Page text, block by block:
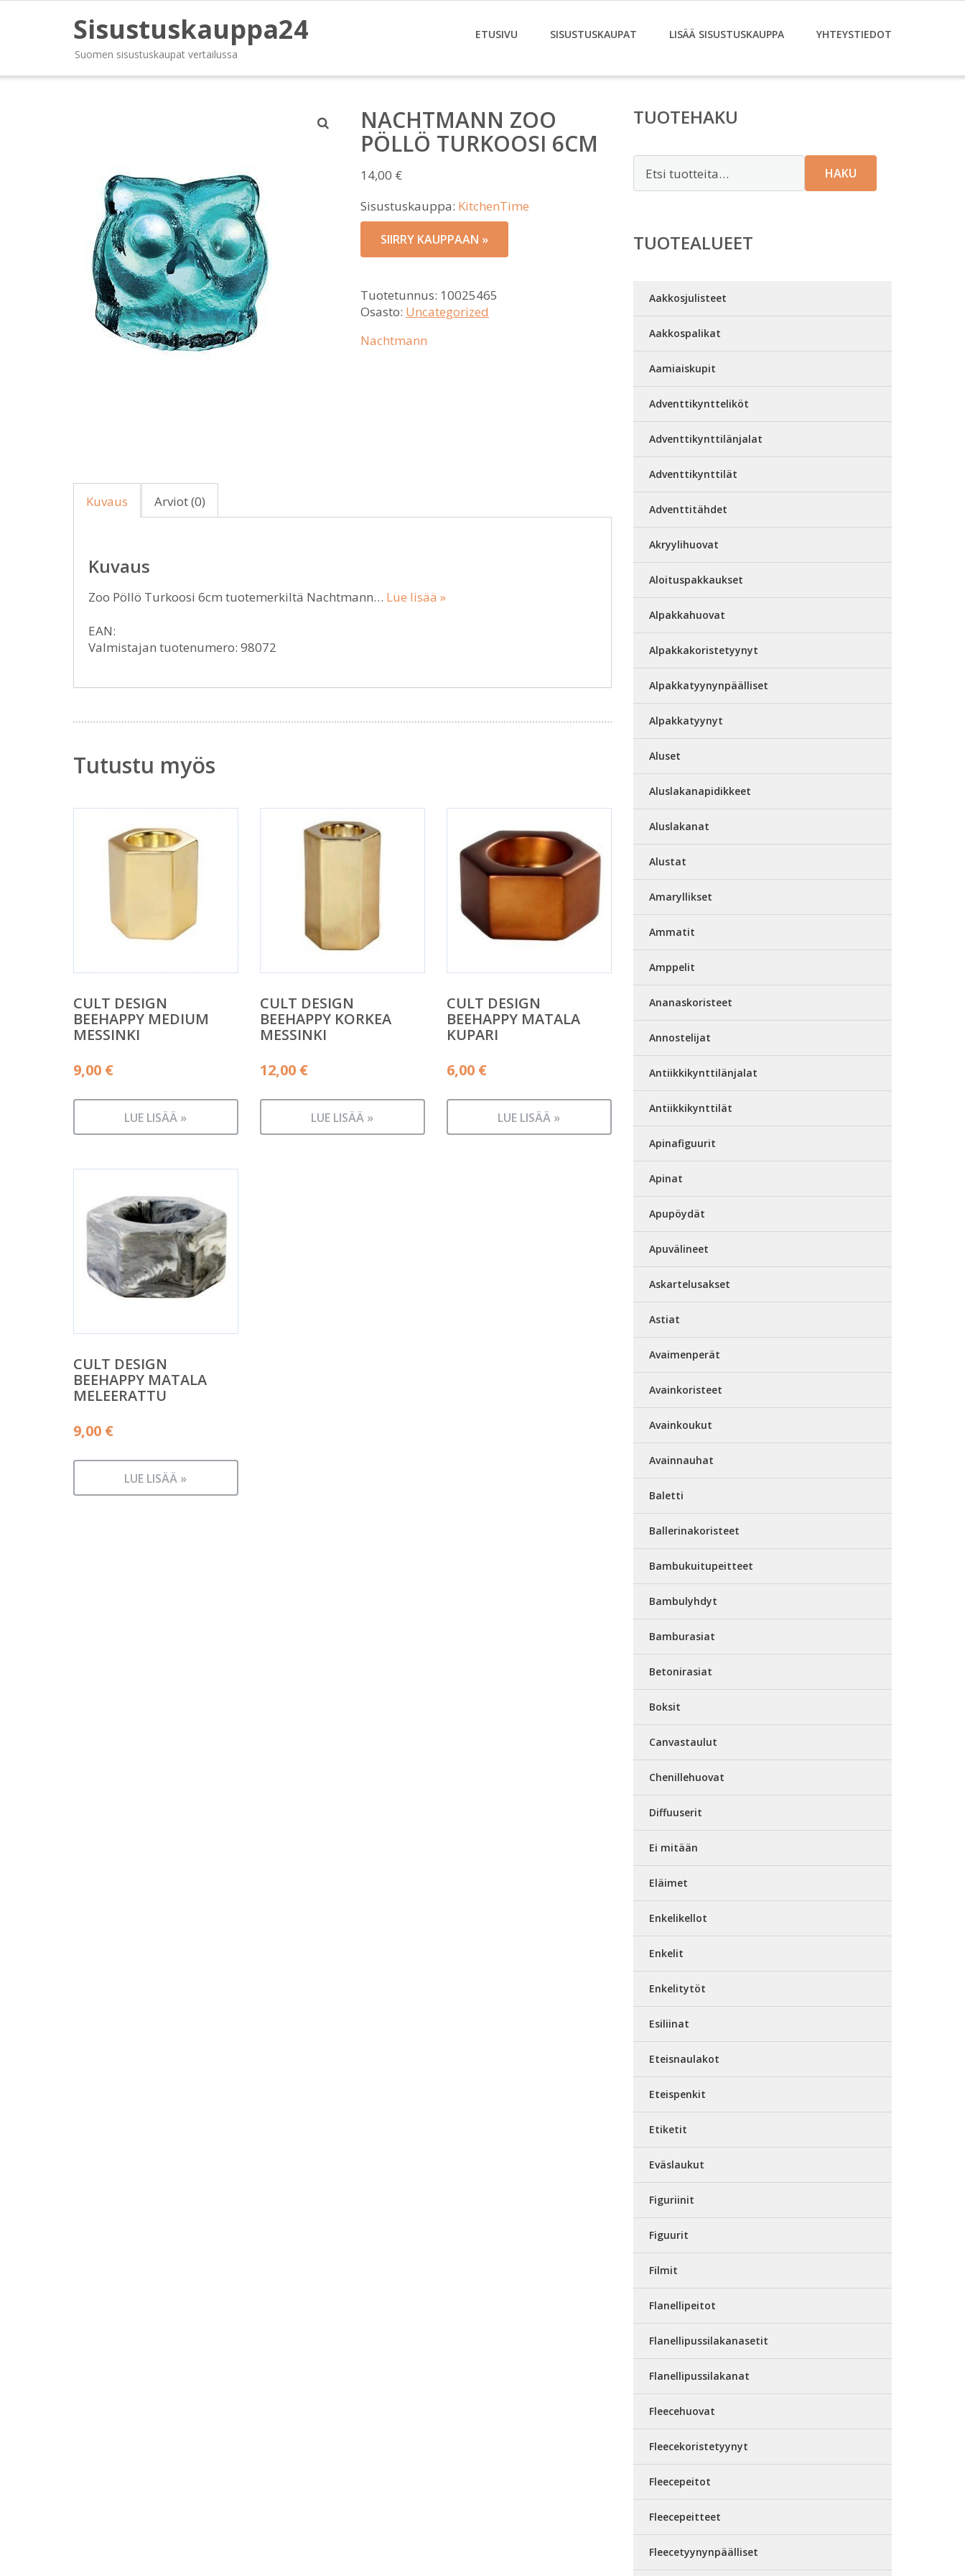
Sisustuskauppa24
Suomen sisustuskaupat vertailussa
ETUSIVU SISUSTUSKAUPAT LISÄÄ SISUSTUSKAUPPA YHTEYSTIEDOT
NACHTMANN ZOO
PÖLLÖ TURKOOSI 6CM
14,00 €
Sisustuskauppa: KitchenTime
SIIRRY KAUPPAAN »
Tuotetunnus: 10025465
Osasto: Uncategorized
Nachtmann
Kuvaus Arviot (0)
Kuvaus
Zoo Pöllö Turkoosi 6cm tuotemerkiltä Nachtmann… Lue lisää »
EAN:
Valmistajan tuotenumero: 98072
Tutustu myös
CULT DESIGN
BEEHAPPY MEDIUM
MESSINKI
9,00 €
LUE LISÄÄ »
CULT DESIGN
BEEHAPPY KORKEA
MESSINKI
12,00 €
LUE LISÄÄ »
CULT DESIGN
BEEHAPPY MATALA
KUPARI
6,00 €
LUE LISÄÄ »
CULT DESIGN
BEEHAPPY MATALA
MELEERATTU
9,00 €
LUE LISÄÄ »
TUOTEHAKU
HAKU
TUOTEALUEET
Aakkosjulisteet
Aakkospalikat
Aamiaiskupit
Adventtikyntteliköt
Adventtikynttilänjalat
Adventtikynttilät
Adventtitähdet
Akryylihuovat
Aloituspakkaukset
Alpakkahuovat
Alpakkakoristetyynyt
Alpakkatyynynpäälliset
Alpakkatyynyt
Aluset
Aluslakanapidikkeet
Aluslakanat
Alustat
Amaryllikset
Ammatit
Amppelit
Ananaskoristeet
Annostelijat
Antiikkikynttilänjalat
Antiikkikynttilät
Apinafiguurit
Apinat
Apupöydät
Apuvälineet
Askartelusakset
Astiat
Avaimenperät
Avainkoristeet
Avainkoukut
Avainnauhat
Baletti
Ballerinakoristeet
Bambukuitupeitteet
Bambulyhdyt
Bamburasiat
Betonirasiat
Boksit
Canvastaulut
Chenillehuovat
Diffuuserit
Ei mitään
Eläimet
Enkelikellot
Enkelit
Enkelitytöt
Esiliinat
Eteisnaulakot
Eteispenkit
Etiketit
Eväslaukut
Figuriinit
Figuurit
Filmit
Flanellipeitot
Flanellipussilakanasetit
Flanellipussilakanat
Fleecehuovat
Fleecekoristetyynyt
Fleecepeitot
Fleecepeitteet
Fleecetyynynpäälliset